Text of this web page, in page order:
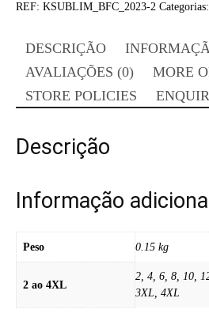
of
REF: KSUBLIM_BFC_2023-2 Categorias:
DESCRIÇÃO
AVALIAÇÕES (0)
MORE
STORE POLICIES
Descrição
Informação adicional
Peso 0.15 kg
2 ao 4XL
2, 4, 6, 8, 10,
3XL, 4XL